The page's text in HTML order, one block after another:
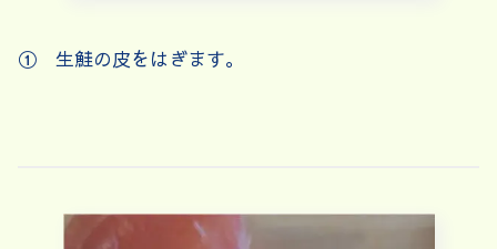
① 生鮭の皮をはぎます。